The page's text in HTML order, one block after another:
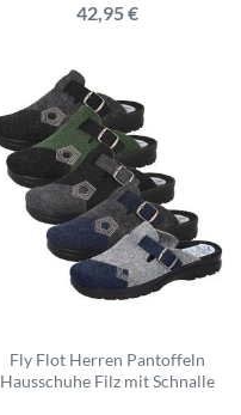
42,95 €
Fly Flot Herren Pantoffeln
Hausschuhe Filz mit Schnalle